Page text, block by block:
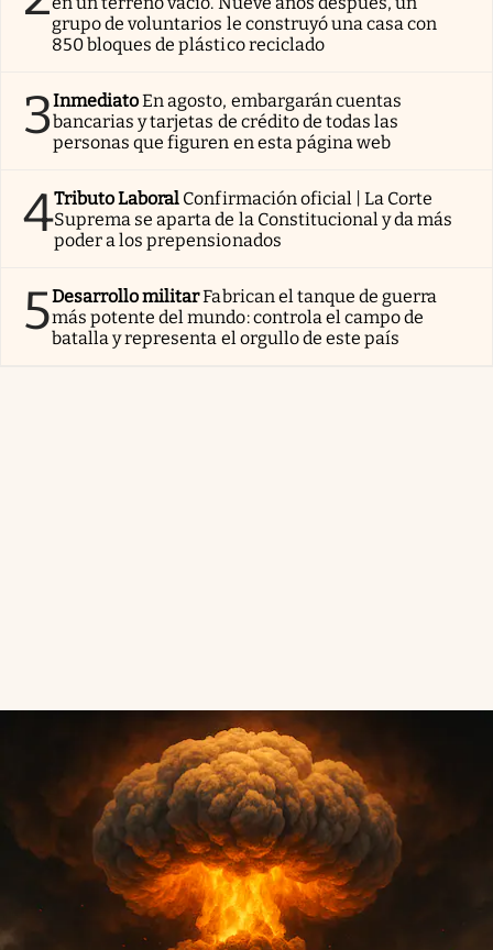
grupo de voluntarios le construyó una casa con
850 bloques de plástico reciclado
3InmediatoEn agosto, embargarán cuentas
bancarias y tarjetas de crédito de todas las
personas que figuren en esta página web
4Tributo Laboral Confirmación oficial | La Corte
Suprema se aparta de la Constitucional y da más
poder a los prepensionados
5Desarrollo militarFabrican el tanque de guerra
más potente del mundo: controla el campo de
batalla y representa el orgullo de este país